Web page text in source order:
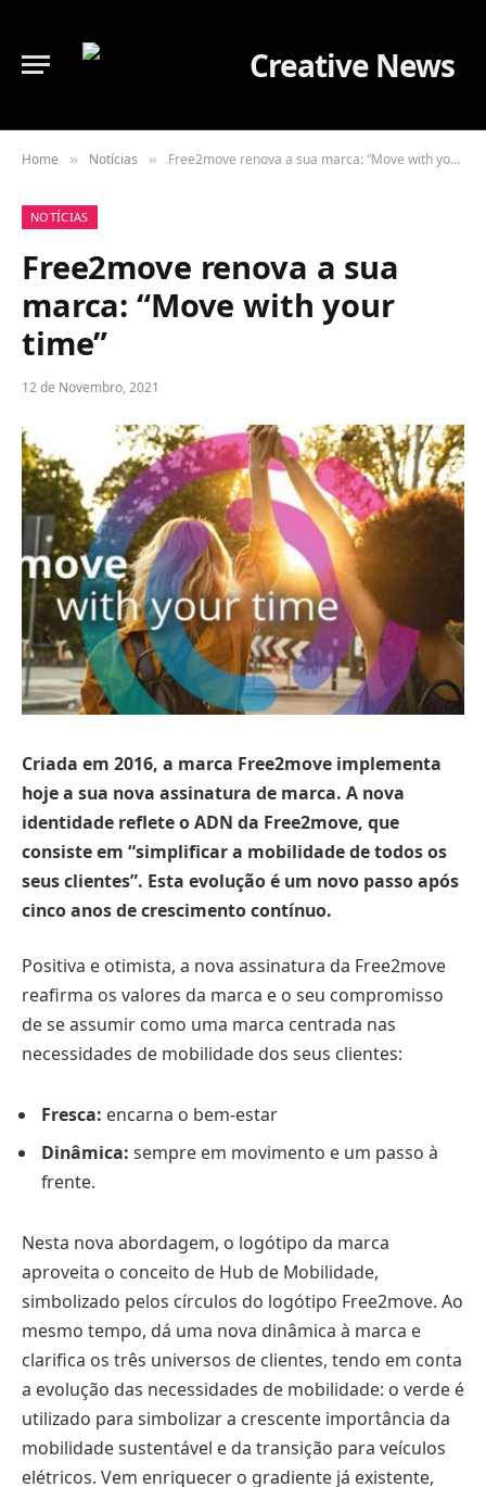
Home » Notícias » Free2move renova a sua marca: “Move with your time”
NOTÍCIAS
Free2move renova a sua
marca: “Move with your
time”
12 de Novembro, 2021
Criada em 2016, a marca Free2move implementa
hoje a sua nova assinatura de marca. A nova
identidade reflete o ADN da Free2move, que
consiste em “simplificar a mobilidade de todos os
seus clientes”. Esta evolução é um novo passo após
cinco anos de crescimento contínuo.
Positiva e otimista, a nova assinatura da Free2move
reafirma os valores da marca e o seu compromisso
de se assumir como uma marca centrada nas
necessidades de mobilidade dos seus clientes:
Fresca: encarna o bem-estar
Dinâmica: sempre em movimento e um passo à
frente.
Nesta nova abordagem, o logótipo da marca
aproveita o conceito de Hub de Mobilidade,
simbolizado pelos círculos do logótipo Free2move. Ao
mesmo tempo, dá uma nova dinâmica à marca e
clarifica os três universos de clientes, tendo em conta
a evolução das necessidades de mobilidade: o verde é
utilizado para simbolizar a crescente importância da
mobilidade sustentável e da transição para veículos
elétricos. Vem enriquecer o gradiente já existente,